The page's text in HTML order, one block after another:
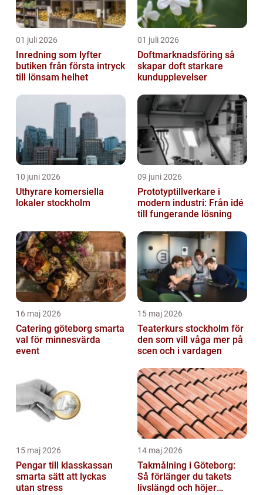
01 juli 2026
Inredning som lyfter
butiken från första intryck
till lönsam helhet
01 juli 2026
Doftmarknadsföring så
skapar doft starkare
kundupplevelser
10 juni 2026
Uthyrare komersiella
lokaler stockholm
09 juni 2026
Prototyptillverkare i
modern industri: Från idé
till fungerande lösning
16 maj 2026
Catering göteborg smarta
val för minnesvärda
event
15 maj 2026
Teaterkurs stockholm för
den som vill våga mer på
scen och i vardagen
15 maj 2026
Pengar till klasskassan
smarta sätt att lyckas
utan stress
14 maj 2026
Takmålning i Göteborg:
Så förlänger du takets
livslängd och höjer